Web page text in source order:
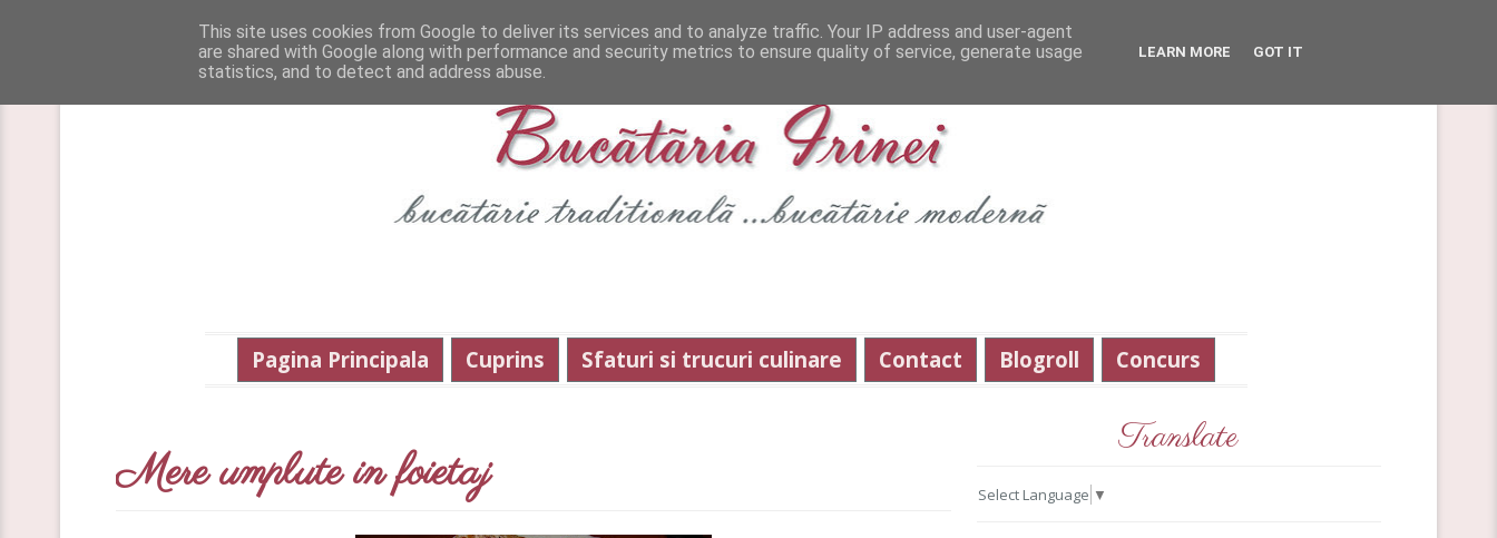
Pagina Principala Cuprins Sfaturi si trucuri culinare Contact Blogroll Concurs
Mere umplute in foietaj
Translate
Select Language ▼
This site uses cookies from Google to deliver its services and to analyze traffic. Your IP address and user-agent
are shared with Google along with performance and security metrics to ensure quality of service, generate usage
statistics, and to detect and address abuse.
LEARN MORE GOT IT